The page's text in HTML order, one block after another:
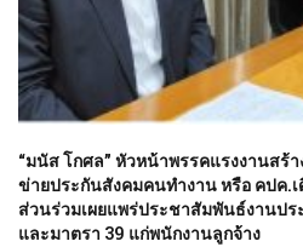
“มนัส โกศล” หัวหน้าพรรคแรงงานสร้
ข่ายประกันสังคมคนทำงาน หรือ คปค.
ส่วนร่วมเผยแพร่ประชาสัมพันธ์งานป
และมาตรา 39 แก่พนักงานลูกจ้าง